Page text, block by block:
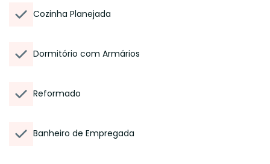
Cozinha Planejada
Dormitório com Armários
Reformado
Banheiro de Empregada